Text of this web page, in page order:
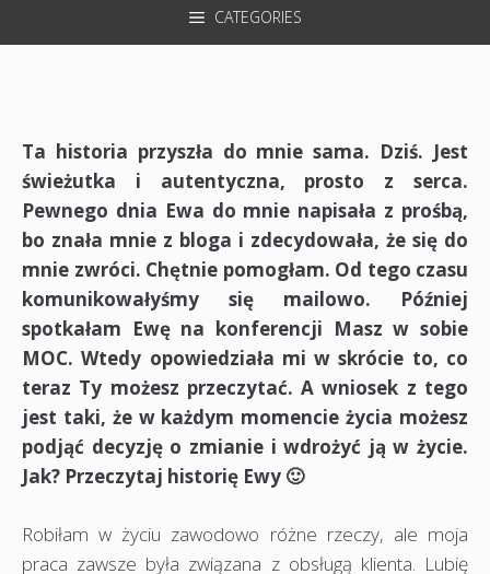
CATEGORIES
Ta historia przyszła do mnie sama. Dziś. Jest
świeżutka i autentyczna, prosto z serca.
Pewnego dnia Ewa do mnie napisała z prośbą,
bo znała mnie z bloga i zdecydowała, że się do
mnie zwróci. Chętnie pomogłam. Od tego czasu
komunikowałyśmy się mailowo. Później
spotkałam Ewę na konferencji Masz w sobie
MOC. Wtedy opowiedziała mi w skrócie to, co
teraz Ty możesz przeczytać. A wniosek z tego
jest taki, że w każdym momencie życia możesz
podjąć decyzję o zmianie i wdrożyć ją w życie.
Jak? Przeczytaj historię Ewy 🙂
Robiłam w życiu zawodowo różne rzeczy, ale moja
praca zawsze była związana z obsługą klienta. Lubię